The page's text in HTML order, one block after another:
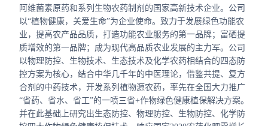
全国
合作
我们
阿维菌素原药和系列生物农药制剂的国家高新技术企业。公司
以“植物健康，关爱生命”为企业使命。致力于发展绿色功能农
业，提高农产品品质，打造功能农业服务的第一品牌；富硒提
质增效的第一品牌；成为现代高品质农业发展的主力军。公司
以物理防控、生物技术、生态技术及化学农药相结合的四态防
控方案为核心，结合中华几千年的中医理论，借鉴共提、复方
合剂的中药技术，开发系列植物源农药，率先在全国大力推广
“省药、省水、省工”的一喷三省+作物绿色健康植保解决方案。
并在此基础上研究出生态防控、物理防控、生物防控、化学防